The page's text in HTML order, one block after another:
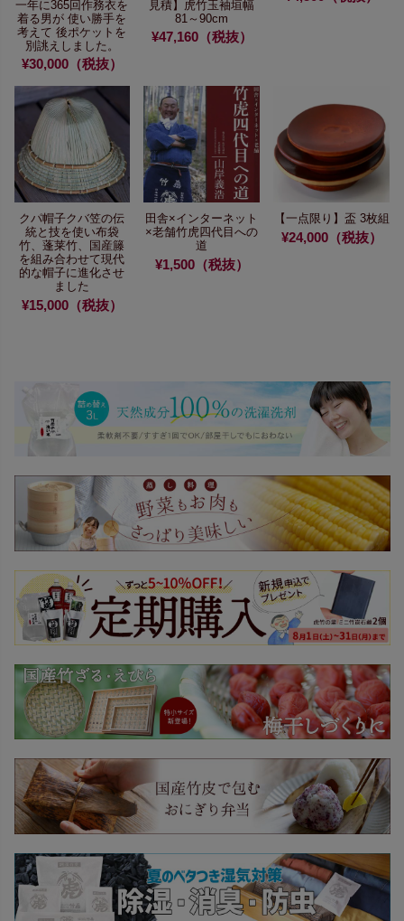
一年に365回作務衣を
着る男が 使い勝手を
考えて 後ポケットを
別誂えしました。
¥30,000（税抜）
見積】虎竹玉袖垣幅
81～90cm
¥47,160（税抜）
クパ帽子クバ笠の伝
統と技を使い布袋
竹、蓬莱竹、国産籐
を組み合わせて現代
的な帽子に進化させ
ました
¥15,000（税抜）
田舎×インターネット
×老舗竹虎四代目への
道
¥1,500（税抜）
【一点限り】 盃 3枚組
¥24,000（税抜）